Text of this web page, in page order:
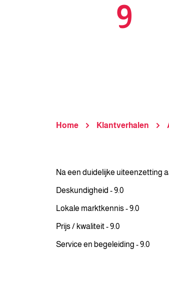
9
Home Klantverhalen
Na een duidelijke uiteenzetting
Deskundigheid - 9.0
Lokale marktkennis - 9.0
Prijs / kwaliteit - 9.0
Service en begeleiding - 9.0